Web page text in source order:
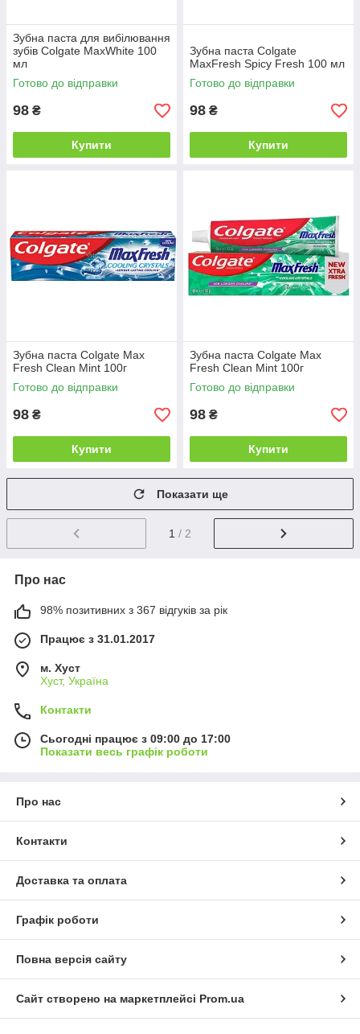
Зубна паста для вибілювання
зубів Colgate MaxWhite 100
мл
Готово до відправки
98 ₴
Купити
Зубна паста Colgate
MaxFresh Spicy Fresh 100 мл
Готово до відправки
98 ₴
Купити
Зубна паста Colgate Max
Fresh Clean Mint 100г
Готово до відправки
98 ₴
Купити
Зубна паста Colgate Max
Fresh Clean Mint 100г
Готово до відправки
98 ₴
Купити
Показати ще
1 / 2
Про нас
98% позитивних з 367 відгуків за рік
Працює з 31.01.2017
м. Хуст
Хуст, Україна
Контакти
Сьогодні працює з 09:00 до 17:00
Показати весь графік роботи
Про нас
Контакти
Доставка та оплата
Графік роботи
Повна версія сайту
Сайт створено на маркетплейсі Prom.ua